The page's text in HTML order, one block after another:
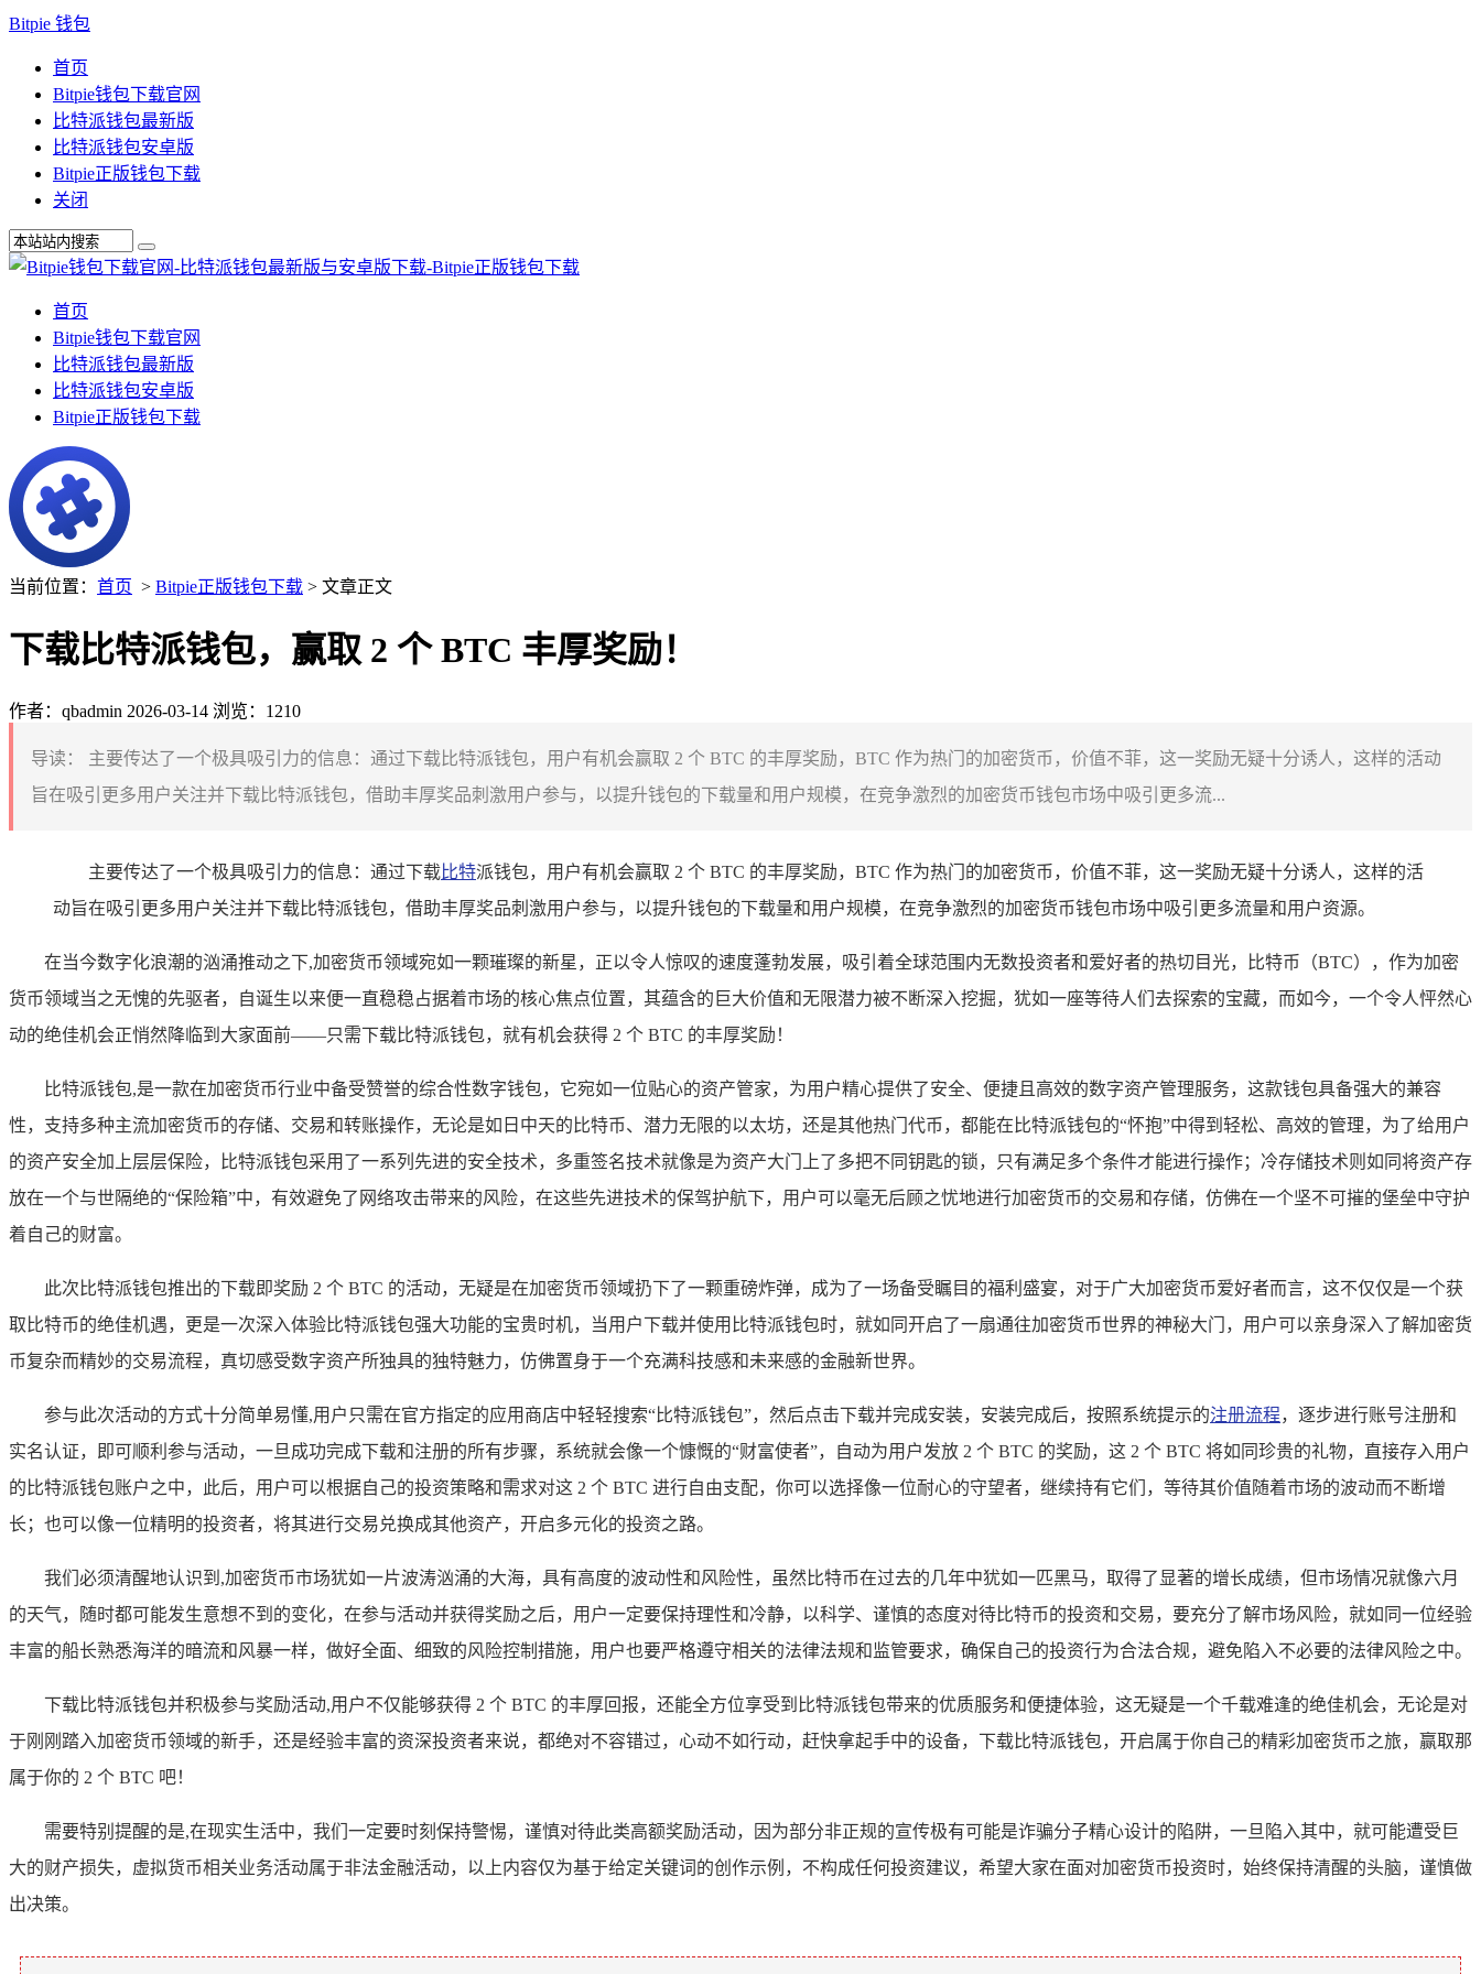
Bitpie 钱包
首页
Bitpie钱包下载官网
比特派钱包最新版
比特派钱包安卓版
Bitpie正版钱包下载
关闭
首页
Bitpie钱包下载官网
比特派钱包最新版
比特派钱包安卓版
Bitpie正版钱包下载
当前位置： 首页 > Bitpie正版钱包下载 > 文章正文
下载比特派钱包，赢取 2 个 BTC 丰厚奖励！
作者：qbadmin 2026-03-14 浏览：1210
导读：
主要传达了一个极具吸引力的信息：通过下载比特派钱包，用户有机会赢取 2 个 BTC 的丰厚奖励，BTC 作为热门的加密货币，价值不菲，这一奖励无疑十分诱人，这样的活动
旨在吸引更多用户关注并下载比特派钱包，借助丰厚奖品刺激用户参与，以提升钱包的下载量和用户规模，在竞争激烈的加密货币钱包市场中吸引更多流...
主要传达了一个极具吸引力的信息：通过下载比特派钱包，用户有机会赢取 2 个 BTC 的丰厚奖励，BTC 作为热门的加密货币，价值不菲，这一奖励无疑十分诱人，这样的活
动旨在吸引更多用户关注并下载比特派钱包，借助丰厚奖品刺激用户参与，以提升钱包的下载量和用户规模，在竞争激烈的加密货币钱包市场中吸引更多流量和用户资源。
在当今数字化浪潮的汹涌推动之下,加密货币领域宛如一颗璀璨的新星，正以令人惊叹的速度蓬勃发展，吸引着全球范围内无数投资者和爱好者的热切目光，比特币（BTC），作为加密
货币领域当之无愧的先驱者，自诞生以来便一直稳稳占据着市场的核心焦点位置，其蕴含的巨大价值和无限潜力被不断深入挖掘，犹如一座等待人们去探索的宝藏，而如今，一个令人怦然心
动的绝佳机会正悄然降临到大家面前——只需下载比特派钱包，就有机会获得 2 个 BTC 的丰厚奖励！
比特派钱包,是一款在加密货币行业中备受赞誉的综合性数字钱包，它宛如一位贴心的资产管家，为用户精心提供了安全、便捷且高效的数字资产管理服务，这款钱包具备强大的兼容
性，支持多种主流加密货币的存储、交易和转账操作，无论是如日中天的比特币、潜力无限的以太坊，还是其他热门代币，都能在比特派钱包的“怀抱”中得到轻松、高效的管理，为了给用户
的资产安全加上层层保险，比特派钱包采用了一系列先进的安全技术，多重签名技术就像是为资产大门上了多把不同钥匙的锁，只有满足多个条件才能进行操作；冷存储技术则如同将资产存
放在一个与世隔绝的“保险箱”中，有效避免了网络攻击带来的风险，在这些先进技术的保驾护航下，用户可以毫无后顾之忧地进行加密货币的交易和存储，仿佛在一个坚不可摧的堡垒中守护
着自己的财富。
此次比特派钱包推出的下载即奖励 2 个 BTC 的活动，无疑是在加密货币领域扔下了一颗重磅炸弹，成为了一场备受瞩目的福利盛宴，对于广大加密货币爱好者而言，这不仅仅是一个获
取比特币的绝佳机遇，更是一次深入体验比特派钱包强大功能的宝贵时机，当用户下载并使用比特派钱包时，就如同开启了一扇通往加密货币世界的神秘大门，用户可以亲身深入了解加密货
币复杂而精妙的交易流程，真切感受数字资产所独具的独特魅力，仿佛置身于一个充满科技感和未来感的金融新世界。
参与此次活动的方式十分简单易懂,用户只需在官方指定的应用商店中轻轻搜索“比特派钱包”，然后点击下载并完成安装，安装完成后，按照系统提示的注册流程，逐步进行账号注册和
实名认证，即可顺利参与活动，一旦成功完成下载和注册的所有步骤，系统就会像一个慷慨的“财富使者”，自动为用户发放 2 个 BTC 的奖励，这 2 个 BTC 将如同珍贵的礼物，直接存入用户
的比特派钱包账户之中，此后，用户可以根据自己的投资策略和需求对这 2 个 BTC 进行自由支配，你可以选择像一位耐心的守望者，继续持有它们，等待其价值随着市场的波动而不断增
长；也可以像一位精明的投资者，将其进行交易兑换成其他资产，开启多元化的投资之路。
我们必须清醒地认识到,加密货币市场犹如一片波涛汹涌的大海，具有高度的波动性和风险性，虽然比特币在过去的几年中犹如一匹黑马，取得了显著的增长成绩，但市场情况就像六月
的天气，随时都可能发生意想不到的变化，在参与活动并获得奖励之后，用户一定要保持理性和冷静，以科学、谨慎的态度对待比特币的投资和交易，要充分了解市场风险，就如同一位经验
丰富的船长熟悉海洋的暗流和风暴一样，做好全面、细致的风险控制措施，用户也要严格遵守相关的法律法规和监管要求，确保自己的投资行为合法合规，避免陷入不必要的法律风险之中。
下载比特派钱包并积极参与奖励活动,用户不仅能够获得 2 个 BTC 的丰厚回报，还能全方位享受到比特派钱包带来的优质服务和便捷体验，这无疑是一个千载难逢的绝佳机会，无论是对
于刚刚踏入加密货币领域的新手，还是经验丰富的资深投资者来说，都绝对不容错过，心动不如行动，赶快拿起手中的设备，下载比特派钱包，开启属于你自己的精彩加密货币之旅，赢取那
属于你的 2 个 BTC 吧！
需要特别提醒的是,在现实生活中，我们一定要时刻保持警惕，谨慎对待此类高额奖励活动，因为部分非正规的宣传极有可能是诈骗分子精心设计的陷阱，一旦陷入其中，就可能遭受巨
大的财产损失，虚拟货币相关业务活动属于非法金融活动，以上内容仅为基于给定关键词的创作示例，不构成任何投资建议，希望大家在面对加密货币投资时，始终保持清醒的头脑，谨慎做
出决策。